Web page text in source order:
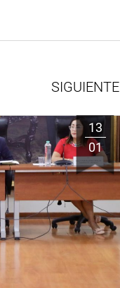
SIGUIENTE
13
01